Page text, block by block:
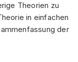
Theorien zu
in einfachen
der